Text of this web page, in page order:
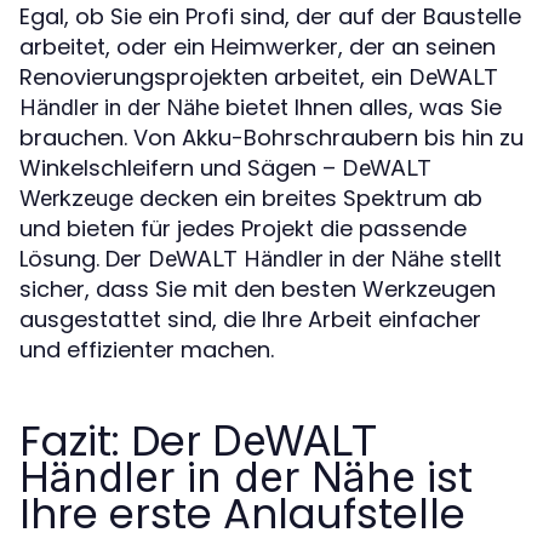
Egal, ob Sie ein Profi sind, der auf der Baustelle
arbeitet, oder ein Heimwerker, der an seinen
Renovierungsprojekten arbeitet, ein DeWALT
Händler in der Nähe bietet Ihnen alles, was Sie
brauchen. Von Akku-Bohrschraubern bis hin zu
Winkelschleifern und Sägen – DeWALT
Werkzeuge decken ein breites Spektrum ab
und bieten für jedes Projekt die passende
Lösung. Der DeWALT Händler in der Nähe stellt
sicher, dass Sie mit den besten Werkzeugen
ausgestattet sind, die Ihre Arbeit einfacher
und effizienter machen.
Fazit: Der DeWALT
Händler in der Nähe ist
Ihre erste Anlaufstelle